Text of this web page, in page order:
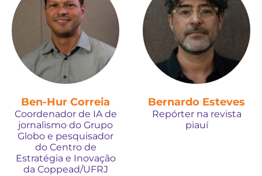
Ben-Hur Correia
Coordenador de IA de
jornalismo do Grupo
Globo e pesquisador
do Centro de
Estratégia e Inovação
da Coppead/UFRJ
Bernardo Esteves
Repórter na revista
piauí